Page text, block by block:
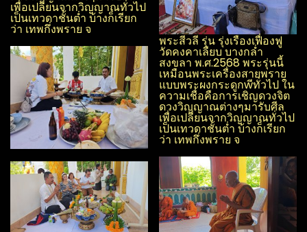
เพื่อเปลี่ยนจากวิญญาณ​ทั่วไป
เป็นเทวดาชั้นต่ำ บ้างก็เรียก
ว่า เทพกึ่งพราย จ
พระสีวลี รุ่น รุ่งเรือง​เฟื่องฟู​
วัด​คงคา​เลียบ​ บางกล่ำ​
สงขลา​ พ.ศ.2568 พระรุ่นนี้
เหมือนพระเครื่องสายพราย
แบบพระผง​กระดูกwีทั่วไป ใน
ความเชื่อคือการเชิญดวงจิต
ดวงวิญญาณ​ต่างๆมารับศีล
เพื่อเปลี่ยนจากวิญญาณ​ทั่วไป
เป็นเทวดาชั้นต่ำ บ้างก็เรียก
ว่า เทพกึ่งพราย จ